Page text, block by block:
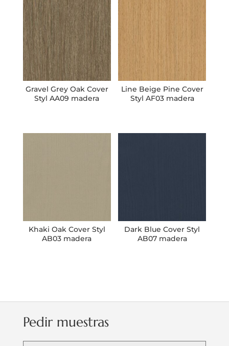
Gravel Grey Oak Cover
Styl AA09 madera
Line Beige Pine Cover
Styl AF03 madera
Khaki Oak Cover Styl
AB03 madera
Dark Blue Cover Styl
AB07 madera
Pedir muestras